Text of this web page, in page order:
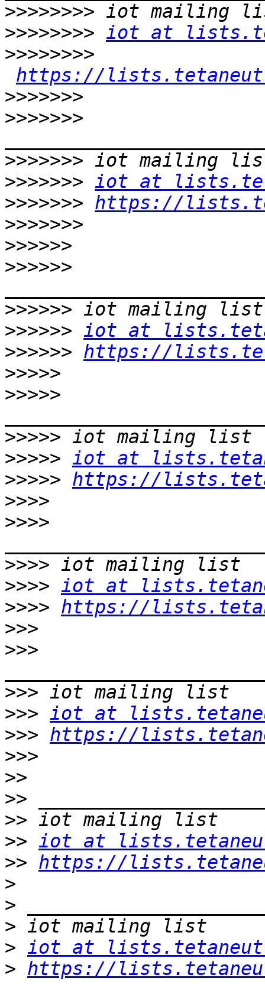
>>>>>>>>
>>>>>>>> iot at
>>>>>>>>
https://
>>>>>>>
>>>>>>>
>>>>>>>
>>>>>>> iot at
>>>>>>> https://
>>>>>>>
>>>>>>
>>>>>>
>>>>>>
>>>>>> iot at
>>>>>> https://
>>>>>
>>>>>
>>>>>
>>>>> iot at
>>>>> https://
>>>>
>>>>
>>>>
>>>> iot at
>>>> https://
>>>
>>>
>>>
>>> iot at
>>> https://
>>>
>>
>>
>>
>> iot at
>> https://
>
>
>
> iot at
> https://